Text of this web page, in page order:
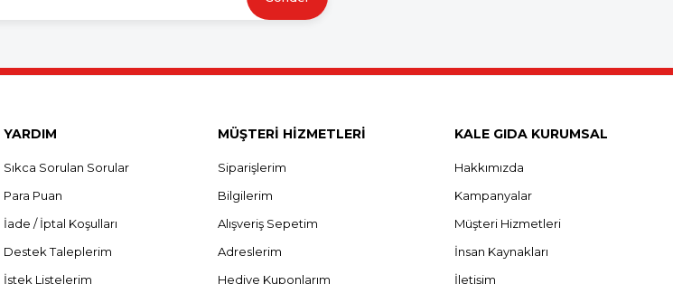
YARDIM
Sıkca Sorulan Sorular
Para Puan
İade / İptal Koşulları
Destek Taleplerim
İstek Listelerim
MÜŞTERİ HİZMETLERİ
Siparişlerim
Bilgilerim
Alışveriş Sepetim
Adreslerim
Hediye Kuponlarım
KALE GIDA KURUMSAL
Hakkımızda
Kampanyalar
Müşteri Hizmetleri
İnsan Kaynakları
İletişim